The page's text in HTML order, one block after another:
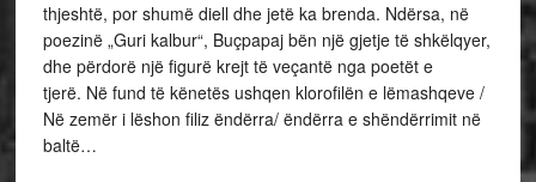
thjeshtë, por shumë diell dhe jetë ka brenda. Ndërsa, në
poezinë „Guri kalbur“, Buçpapaj bën një gjetje të shkëlqyer,
dhe përdorë një figurë krejt të veçantë nga poetët e
tjerë. Në fund të kënetës ushqen klorofilën e lëmashqeve /
Në zemër i lëshon filiz ëndërra/ ëndërra e shëndërrimit në
baltë…